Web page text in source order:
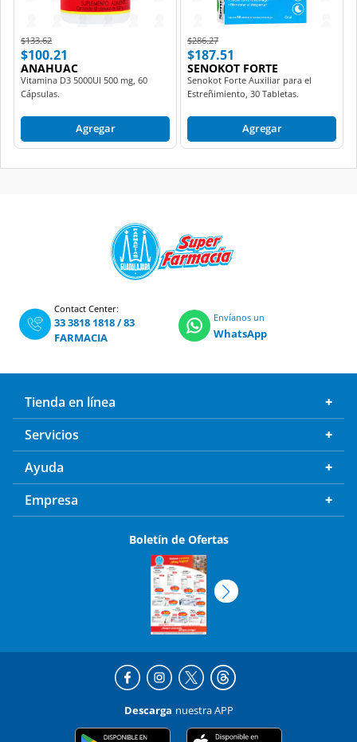
Price reduced from
$133.62to
$100.21
ANAHUAC
Vitamina D3 5000UI 500 mg, 60
Cápsulas.
Agregar
Price reduced from
$286.27to
$187.51
SENOKOT FORTE
Senokot Forte Auxiliar para el
Estreñimiento, 30 Tabletas.
Agregar
Contact Center:
33 3818 1818/83
FARMACIA
Envíanos un
WhatsApp
Tienda en línea
Servicios
Ayuda
Empresa
Boletín de Ofertas
Descarga nuestra APP